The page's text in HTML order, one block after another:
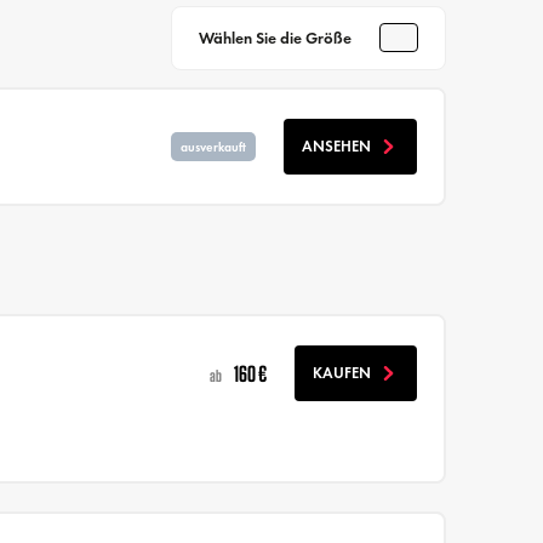
Wählen Sie die Größe
ausverkauft ANSEHEN
ab 160 € KAUFEN